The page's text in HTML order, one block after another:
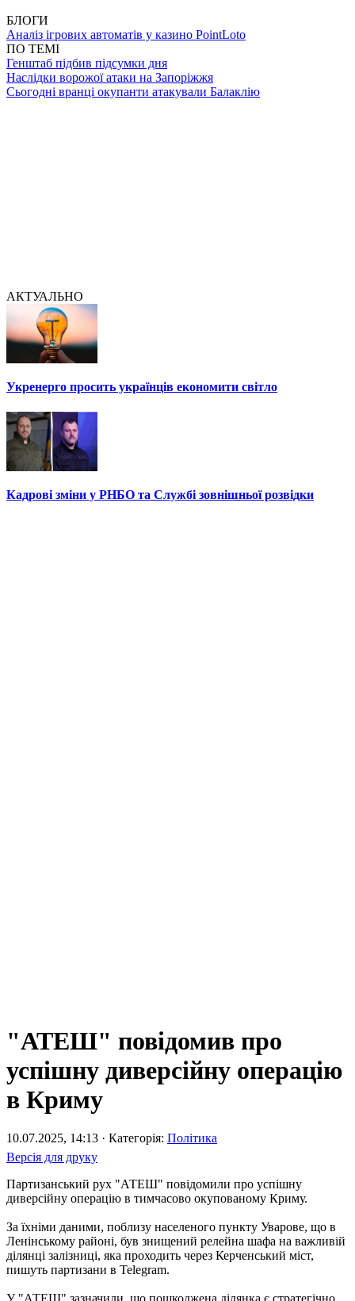
БЛОГИ
Аналіз ігрових автоматів у казино PointLoto
ПО ТЕМІ
Генштаб підбив підсумки дня
Наслідки ворожої атаки на Запоріжжя
Сьогодні вранці окупанти атакували Балаклію
АКТУАЛЬНО
Укренерго просить українців економити світло
Кадрові зміни у РНБО та Службі зовнішньої розвідки
"АТЕШ" повідомив про
успішну диверсійну операцію
в Криму
10.07.2025, 14:13 · Категорія: Політика
Версія для друку
Партизанський рух "АТЕШ" повідомили про успішну
диверсійну операцію в тимчасово окупованому Криму.
За їхніми даними, поблизу населеного пункту Уварове, що в
Ленінському районі, був знищений релейна шафа на важливій
ділянці залізниці, яка проходить через Керченський міст,
пишуть партизани в Telegram.
У "АТЕШ" зазначили, що пошкоджена ділянка є стратегічно